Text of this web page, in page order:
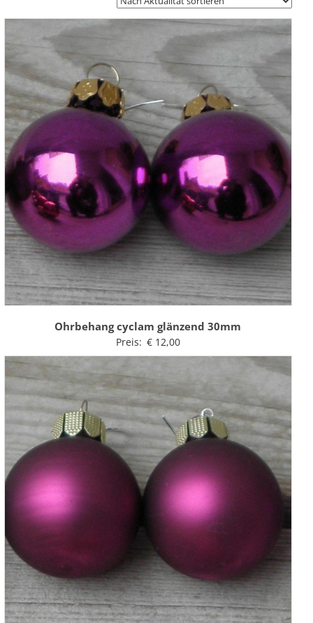
sortiert
Ohrbehang cyclam glänzend 30mm
Preis: €12,00